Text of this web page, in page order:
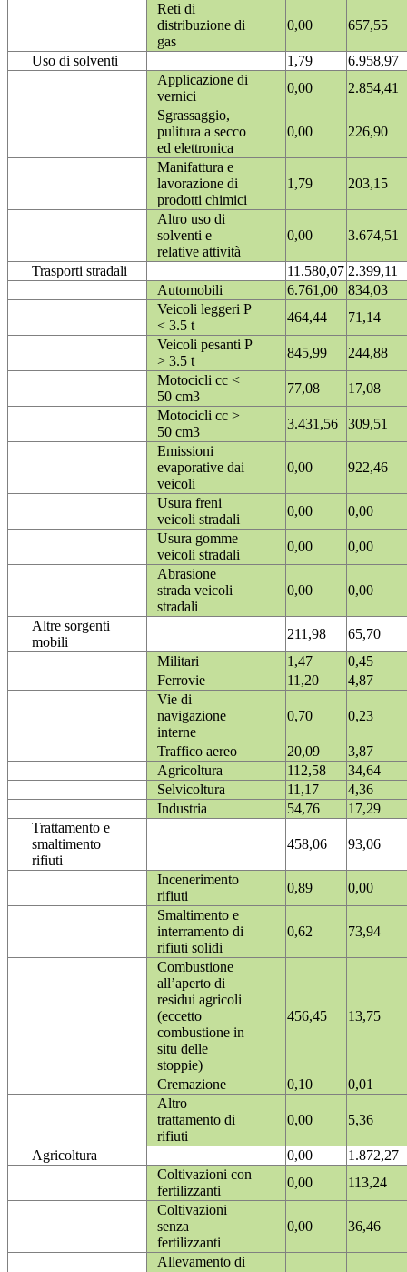
Reti di
distribuzione di
gas
0,00 657,55
Uso di solventi 1,79
6.958,97
Applicazione di
vernici
0,00
2.854,41
Sgrassaggio,
pulitura a secco
ed elettronica
0,00 226,90
Manifattura e
lavorazione di
prodotti chimici
1,79 203,15
Altro uso di
solventi e
relative attività
0,00 3.674,51
Trasporti stradali 11.580,07 2.399,11
Automobili
6.761,00
834,03
Veicoli leggeri P
< 3.5 t
464,44
71,14
Veicoli pesanti P
> 3.5 t
845,99
244,88
Motocicli cc <
50 cm3
77,08
17,08
Motocicli cc >
50 cm3
3.431,56
309,51
Emissioni
evaporative dai
veicoli
0,00 922,46
Usura freni
veicoli stradali
0,00
0,00
Usura gomme
veicoli stradali
0,00
0,00
Abrasione
strada veicoli
stradali
0,00 0,00
Altre sorgenti
mobili
211,98
65,70
Militari
1,47
0,45
Ferrovie
11,20
4,87
Vie di
navigazione
interne
0,70 0,23
Traffico aereo 20,09
3,87
Agricoltura
112,58
34,64
Selvicoltura
11,17
4,36
Industria
54,76
17,29
Trattamento e
smaltimento
rifiuti
458,06 93,06
Incenerimento
rifiuti
0,89
0,00
Smaltimento e
interramento di
rifiuti solidi
0,62 73,94
Combustione
all’aperto di
residui agricoli
(eccetto
combustione in
situ delle
stoppie)
456,45 13,75
Cremazione 0,10
0,01
Altro
trattamento di
rifiuti
0,00 5,36
Agricoltura 0,00
1.872,27
Coltivazioni con
fertilizzanti
0,00
113,24
Coltivazioni
senza
fertilizzanti
0,00 36,46
Allevamento di